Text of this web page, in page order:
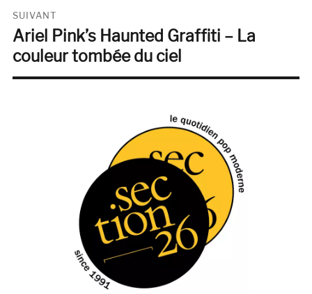
SUIVANT
Publication
suivante :
Ariel Pink’s Haunted Graffiti – La
couleur tombée du ciel